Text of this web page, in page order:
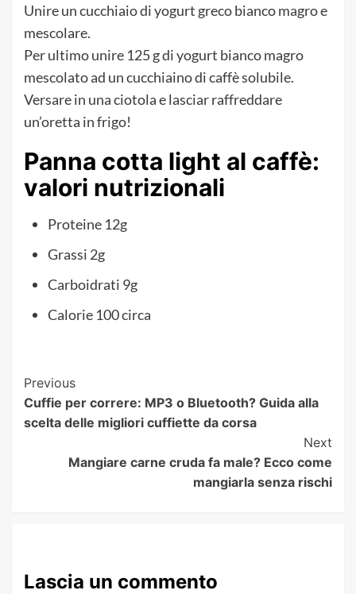
Unire un cucchiaio di yogurt greco bianco magro e
mescolare.
Per ultimo unire 125 g di yogurt bianco magro
mescolato ad un cucchiaino di caffè solubile.
Versare in una ciotola e lasciar raffreddare
un’oretta in frigo!
Panna cotta light al caffè:
valori nutrizionali
Proteine 12g
Grassi 2g
Carboidrati 9g
Calorie 100 circa
Post
Navigation
Previous
Cuffie per correre: MP3 o Bluetooth? Guida alla
scelta delle migliori cuffiette da corsa
Next
Mangiare carne cruda fa male? Ecco come
mangiarla senza rischi
Lascia un commento